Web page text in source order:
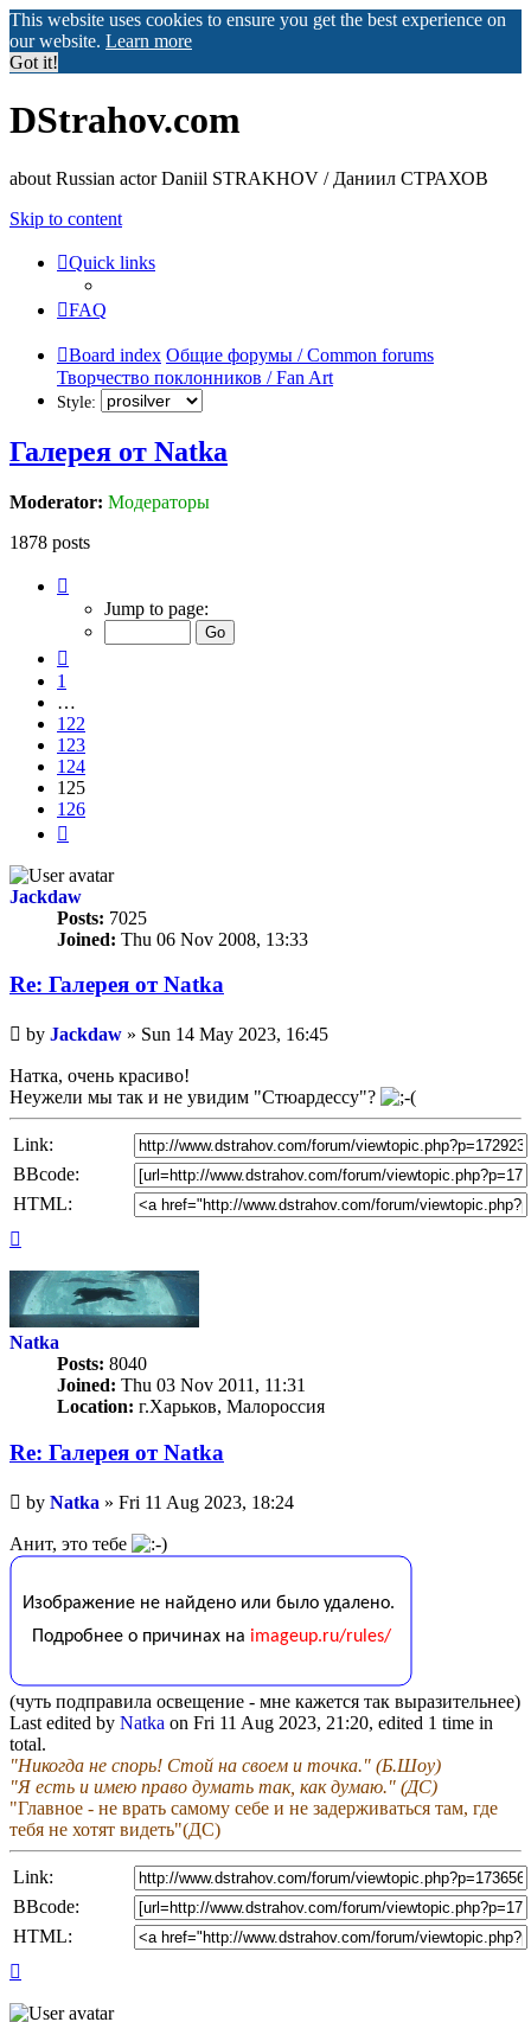
This website uses cookies to ensure you get the best experience on
our website. Learn more
Got it!
DStrahov.com
about Russian actor Daniil STRAKHOV / Даниил СТРАХОВ
Skip to content
Quick links
FAQ
Board index Общие форумы / Common forums
Творчество поклонников / Fan Art
Style:
Галерея от Natka
Moderator: Модераторы
1878 posts
125
Jump to page:
1
…
122
123
124
125
126
Jackdaw
Posts: 7025
Joined: Thu 06 Nov 2008, 13:33
Re: Галерея от Natka
Unread
post
by Jackdaw » Sun 14 May 2023, 16:45
Натка, очень красиво!
Неужели мы так и не увидим "Стюардессу"?
Link:
BBcode:
HTML:
Natka
Posts: 8040
Joined: Thu 03 Nov 2011, 11:31
Location: г.Харьков, Малороссия
Re: Галерея от Natka
Unread
post
by Natka » Fri 11 Aug 2023, 18:24
Анит, это тебе
(чуть подправила освещение - мне кажется так выразительнее)
Last edited by Natka on Fri 11 Aug 2023, 21:20, edited 1 time in
total.
"Никогда не спорь! Стой на своем и точка." (Б.Шоу)
"Я есть и имею право думать так, как думаю." (ДС)
"Главное - не врать самому себе и не задерживаться там, где
тебя не хотят видеть"(ДС)
Link:
BBcode:
HTML: